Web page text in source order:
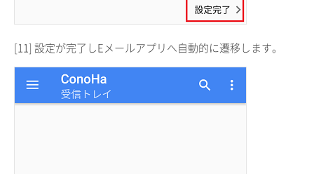
[11] 設定が完了しEメールアプリへ自動的に遷移します。